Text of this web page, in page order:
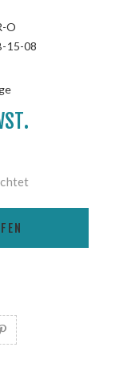
O
15-08